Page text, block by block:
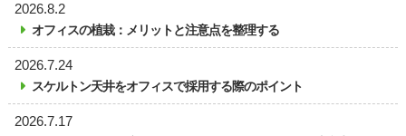
2026.8.2
オフィスの植栽：メリットと注意点を整理する
2026.7.24
スケルトン天井をオフィスで採用する際のポイント
2026.7.17